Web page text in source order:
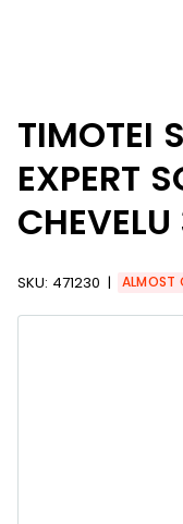
TIMOTEI
EXPERT
SKU: 471230 ALMOST